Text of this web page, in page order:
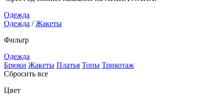
Одежда
Одежда / Жакеты
Фильтр
Одежда
Брюки Жакеты Платья Топы Трикотаж
Сбросить все
Цвет